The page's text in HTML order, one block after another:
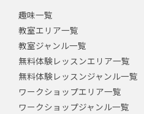
趣味一覧
教室エリア一覧
教室ジャンル一覧
無料体験レッスンエリア一覧
無料体験レッスンジャンル一覧
ワークショップエリア一覧
ワークショップジャンル一覧